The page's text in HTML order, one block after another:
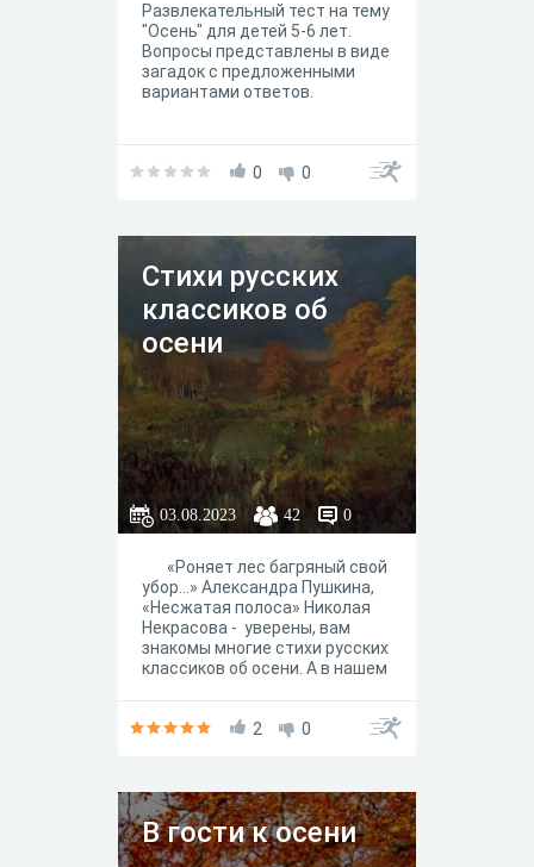
Развлекательный тест на тему
"Осень" для детей 5-6 лет.
Вопросы представлены в виде
загадок с предложенными
вариантами ответов.
0 0
Cтихи русских
классиков об
осени
03.08.2023 42 0
«Роняет лес багряный свой
убор…» Александра Пушкина,
«Несжатая полоса» Николая
Некрасова - уверены, вам
знакомы многие стихи русских
классиков об осени. А в нашем
Сможете правильно
поэтов?
2 0
В гости к осени